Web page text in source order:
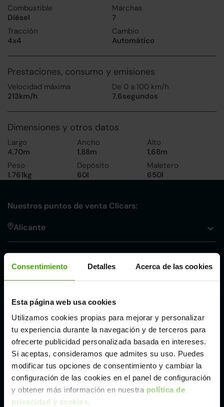
Consentimiento Detalles Acerca de las cookies
Esta página web usa cookies
Utilizamos cookies propias para mejorar y personalizar
tu experiencia durante la navegación y de terceros para
ofrecerte publicidad personalizada basada en intereses.
Si aceptas, consideramos que admites su uso. Puedes
modificar tus opciones de consentimiento y cambiar la
configuración de las cookies en el panel de configuración
y obtener más información en nuestra política de
privacidad y cookies.
Combustible
Diésel
Marchas
7
Tracción
4x4
Cambio
Automático
Prestaciones, consumo y emisiones
Velocidad máxima
213km/h
De 0 a 100 km/h
7.6segundos
Dimensiones y otros datos
Largo
4,70m
Ancho
1,88m
Alto
1,68m
Peso
1.761kg
Depósito
60l
Maletero
650l
Nuestros puntos de venta Clicars:
Alicante
Málaga
Valencia
Zaragoza